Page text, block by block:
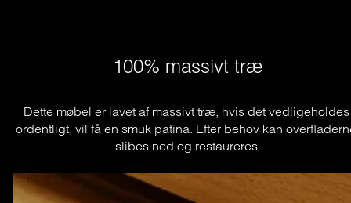
100% massivt træ
Dette møbel er lavet af massivt træ, hvis det vedligeholdes
ordentligt, vil få en smuk patina. Efter behov kan
slibes ned og restaureres.